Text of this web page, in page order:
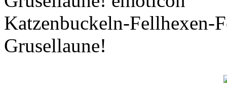
Katzenbuckeln-Fellhexen-
Grusellaune!